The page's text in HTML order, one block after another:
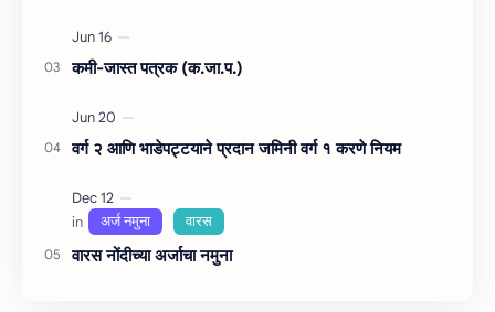
कमी-जास्त पत्रक (क.जा.प.)
वर्ग २ आणि भाडेपट्टयाने प्रदान जमिनी वर्ग १ करणे नियम
वारस नोंदीच्‍या अर्जाचा नमुना